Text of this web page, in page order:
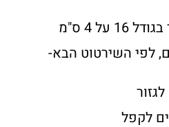
על 4 ס"מ
לפי השירטוט הבא-
לקפל